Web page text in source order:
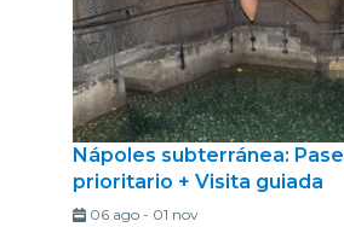
Nápoles subterránea: Pase
prioritario + Visita guiada
06 ago- 01 nov